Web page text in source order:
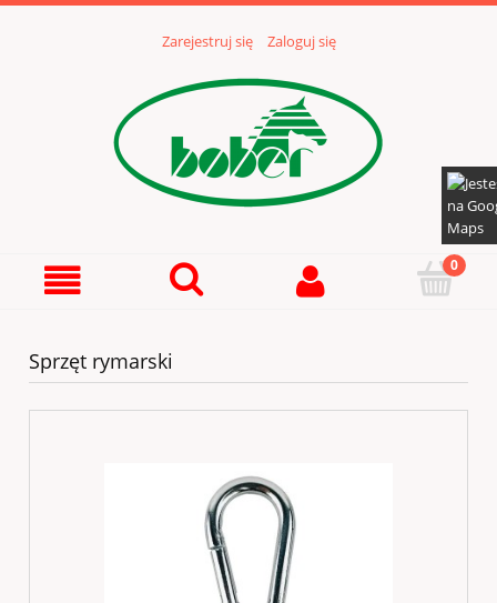
Zarejestruj się Zaloguj się
Sprzęt rymarski